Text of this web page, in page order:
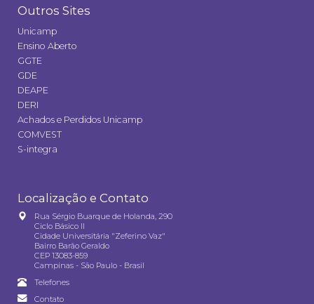
Outros Sites
Unicamp
Ensino Aberto
GGTE
GDE
DEAPE
DERI
Achados e Perdidos Unicamp
COMVEST
S-integra
Localização e Contato
Rua Sérgio Buarque de Holanda, 290
Ciclo Básico II
Cidade Universitária "Zeferino Vaz"
Bairro Barão Geraldo
CEP 13083-859
Campinas - São Paulo - Brasil
Telefones
Contato